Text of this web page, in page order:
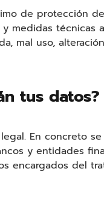
de protección
medidas técnicas
mal uso,
tus datos?
En concreto
y entidades
encargados del